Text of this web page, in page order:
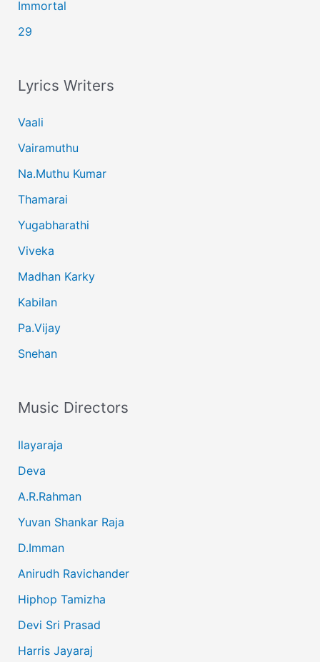
Immortal
29
Lyrics Writers
Vaali
Vairamuthu
Na.Muthu Kumar
Thamarai
Yugabharathi
Viveka
Madhan Karky
Kabilan
Pa.Vijay
Snehan
Music Directors
Ilayaraja
Deva
A.R.Rahman
Yuvan Shankar Raja
D.Imman
Anirudh Ravichander
Hiphop Tamizha
Devi Sri Prasad
Harris Jayaraj